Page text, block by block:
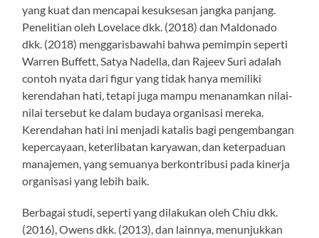
yang kuat dan mencapai kesuksesan jangka panjang.
Penelitian oleh Lovelace dkk. (2018) dan Maldonado
dkk. (2018) menggarisbawahi bahwa pemimpin seperti
Warren Buffett, Satya Nadella, dan Rajeev Suri adalah
contoh nyata dari figur yang tidak hanya memiliki
kerendahan hati, tetapi juga mampu menanamkan nilai-
nilai tersebut ke dalam budaya organisasi mereka.
Kerendahan hati ini menjadi katalis bagi pengembangan
kepercayaan, keterlibatan karyawan, dan keterpaduan
manajemen, yang semuanya berkontribusi pada kinerja
organisasi yang lebih baik.
Berbagai studi, seperti yang dilakukan oleh Chiu dkk.
(2016), Owens dkk. (2013), dan lainnya, menunjukkan